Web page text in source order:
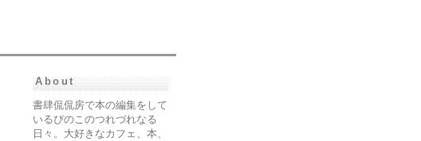
About
書肆侃侃房で本の編集をして
いるぴのこのつれづれなる
日々。大好きなカフェ、本、